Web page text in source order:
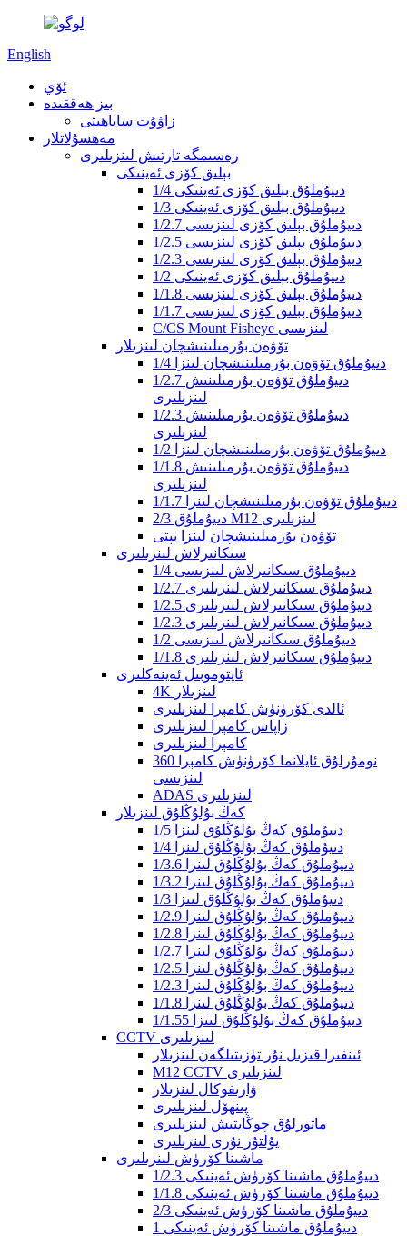
English
ئۆي
بىز ھەققىدە
زاۋۇت ساياھىتى
مەھسۇلاتلار
رەسىمگە تارتىش لىنزىلىرى
بېلىق كۆزى ئەينىكى
1/4 دىيۇملۇق بېلىق كۆزى ئەينىكى
1/3 دىيۇملۇق بېلىق كۆزى ئەينىكى
1/2.7 دىيۇملۇق بېلىق كۆزى لىنزىسى
1/2.5 دىيۇملۇق بېلىق كۆزى لىنزىسى
1/2.3 دىيۇملۇق بېلىق كۆزى لىنزىسى
1/2 دىيۇملۇق بېلىق كۆزى ئەينىكى
1/1.8 دىيۇملۇق بېلىق كۆزى لىنزىسى
1/1.7 دىيۇملۇق بېلىق كۆزى لىنزىسى
C/CS Mount Fisheye لىنزىسى
تۆۋەن بۇرمىلىنىشچان لىنزىلار
1/4 دىيۇملۇق تۆۋەن بۇرمىلىنىشچان لىنزا
1/2.7 دىيۇملۇق تۆۋەن بۇرمىلىنىش
لىنزىلىرى
1/2.3 دىيۇملۇق تۆۋەن بۇرمىلىنىش
لىنزىلىرى
1/2 دىيۇملۇق تۆۋەن بۇرمىلىنىشچان لىنزا
1/1.8 دىيۇملۇق تۆۋەن بۇرمىلىنىش
لىنزىلىرى
1/1.7 دىيۇملۇق تۆۋەن بۇرمىلىنىشچان لىنزا
2/3 دىيۇملۇق M12 لىنزىلىرى
تۆۋەن بۇرمىلىنىشچان لىنزا بېتى
سىكانىرلاش لىنزىلىرى
1/4 دىيۇملۇق سىكانىرلاش لىنزىسى
1/2.7 دىيۇملۇق سىكانىرلاش لىنزىلىرى
1/2.5 دىيۇملۇق سىكانىرلاش لىنزىلىرى
1/2.3 دىيۇملۇق سىكانىرلاش لىنزىلىرى
1/2 دىيۇملۇق سىكانىرلاش لىنزىسى
1/1.8 دىيۇملۇق سىكانىرلاش لىنزىلىرى
ئاپتوموبىل ئەينەكلىرى
4K لىنزىلار
ئالدى كۆرۈنۈش كامېرا لىنزىلىرى
زاپاس كامېرا لىنزىلىرى
كامېرا لىنزىلىرى
360 نومۇرلۇق ئايلانما كۆرۈنۈش كامېرا
لىنزىسى
ADAS لىنزىلىرى
كەڭ بۇلۇڭلۇق لىنزىلار
1/5 دىيۇملۇق كەڭ بۇلۇڭلۇق لىنزا
1/4 دىيۇملۇق كەڭ بۇلۇڭلۇق لىنزا
1/3.6 دىيۇملۇق كەڭ بۇلۇڭلۇق لىنزا
1/3.2 دىيۇملۇق كەڭ بۇلۇڭلۇق لىنزا
1/3 دىيۇملۇق كەڭ بۇلۇڭلۇق لىنزا
1/2.9 دىيۇملۇق كەڭ بۇلۇڭلۇق لىنزا
1/2.8 دىيۇملۇق كەڭ بۇلۇڭلۇق لىنزا
1/2.7 دىيۇملۇق كەڭ بۇلۇڭلۇق لىنزا
1/2.5 دىيۇملۇق كەڭ بۇلۇڭلۇق لىنزا
1/2.3 دىيۇملۇق كەڭ بۇلۇڭلۇق لىنزا
1/1.8 دىيۇملۇق كەڭ بۇلۇڭلۇق لىنزا
1/1.55 ​​دىيۇملۇق كەڭ بۇلۇڭلۇق لىنزا
CCTV لىنزىلىرى
ئىنفىرا قىزىل نۇر تۈزىتىلگەن لىنزىلار
M12 CCTV لىنزىلىرى
ۋارىفوكال لىنزىلار
پىنھۆل لىنزىلىرى
ماتورلۇق چوڭايتىش لىنزىلىرى
يۇلتۇز نۇرى لىنزىلىرى
ماشىنا كۆرۈش لىنزىلىرى
1/2.3 دىيۇملۇق ماشىنا كۆرۈش ئەينىكى
1/1.8 دىيۇملۇق ماشىنا كۆرۈش ئەينىكى
2/3 دىيۇملۇق ماشىنا كۆرۈش ئەينىكى
1 دىيۇملۇق ماشىنا كۆرۈش ئەينىكى